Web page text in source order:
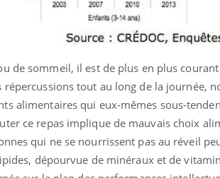
de sommeil, il est de plus en plus
répercussions tout au long de la journée,
alimentaires qui eux-mêmes sous-
ce repas implique de mauvais choix
qui ne se nourrissent pas au réveil
dépourvue de minéraux et de